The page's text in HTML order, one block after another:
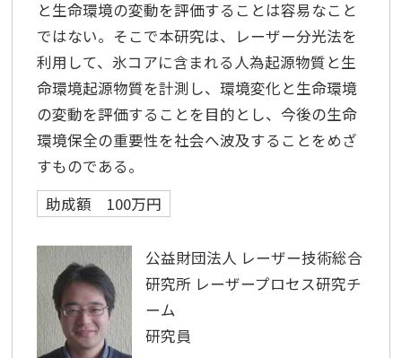
と生命環境の変動を評価することは容易なこと
ではない。そこで本研究は、レーザー分光法を
利用して、氷コアに含まれる人為起源物質と生
命環境起源物質を計測し、環境変化と生命環境
の変動を評価することを目的とし、今後の生命
環境保全の重要性を社会へ波及することをめざ
すものである。
助成額 100万円
公益財団法人 レーザー技術総合
研究所 レーザープロセス研究チ
ーム
研究員